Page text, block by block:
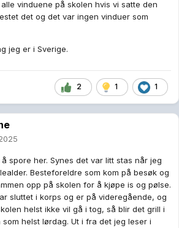
vinduene på skolen hvis vi satte den
det og det var ingen vinduer som
jeg er i Sverige.
2 1 1
spore her. Synes det var litt stas når jeg
Besteforeldre som kom på besøk og
opp på skolen for å kjøpe is og pølse.
sluttet i korps og er på videregående, og
helst ikke vil gå i tog, så blir det grill i
som helst lørdag. Ut i fra det jeg leser i